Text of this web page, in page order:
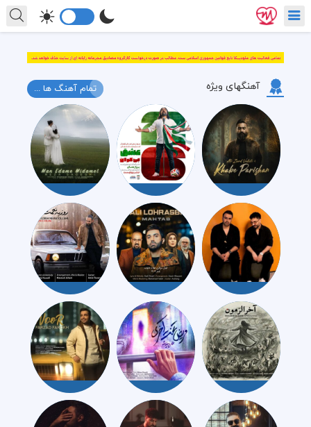
آهنگهای ویژه تمام آهنگ ها ...